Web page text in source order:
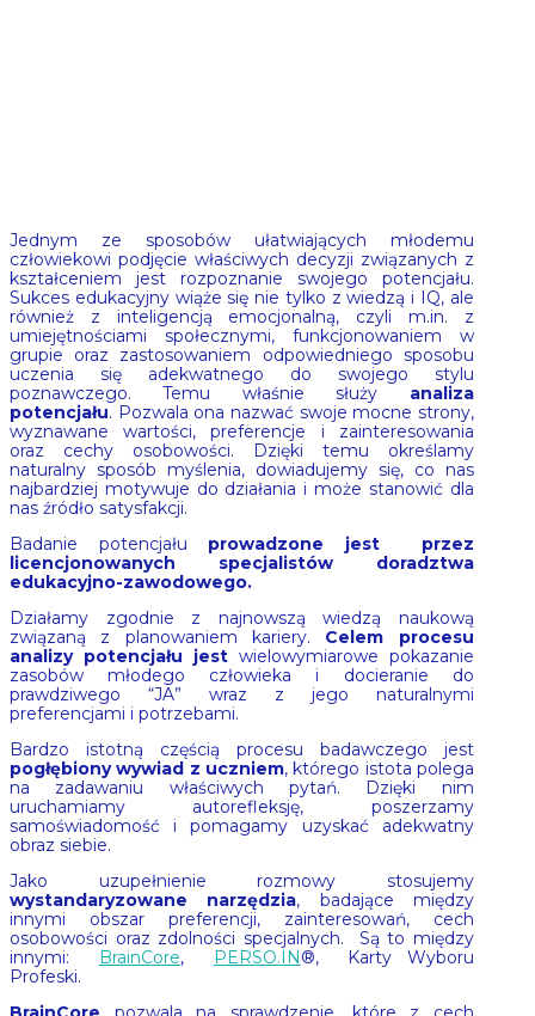
Jednym ze sposobów ułatwiających młodemu
człowiekowi podjęcie właściwych decyzji związanych z
kształceniem jest rozpoznanie swojego potencjału.
Sukces edukacyjny wiąże się nie tylko z wiedzą i IQ, ale
również z inteligencją emocjonalną, czyli m.in. z
umiejętnościami społecznymi, funkcjonowaniem w
grupie oraz zastosowaniem odpowiedniego sposobu
uczenia się adekwatnego do swojego stylu
poznawczego. Temu właśnie służy analiza
potencjału. Pozwala ona nazwać swoje mocne strony,
wyznawane wartości, preferencje i zainteresowania
oraz cechy osobowości. Dzięki temu określamy
naturalny sposób myślenia, dowiadujemy się, co nas
najbardziej motywuje do działania i może stanowić dla
nas źródło satysfakcji.
Badanie potencjału prowadzone jest przez
licencjonowanych specjalistów doradztwa
edukacyjno-zawodowego.
Działamy zgodnie z najnowszą wiedzą naukową
związaną z planowaniem kariery. Celem procesu
analizy potencjału jestwielowymiarowe pokazanie
zasobów młodego człowieka i docieranie do
prawdziwego “JA” wraz z jego naturalnymi
preferencjami i potrzebami.
Bardzo istotną częścią procesu badawczego jest
pogłębiony wywiad z uczniem, którego istota polega
na zadawaniu właściwych pytań. Dzięki nim
uruchamiamy autorefleksję, poszerzamy
samoświadomość i pomagamy uzyskać adekwatny
obraz siebie.
Jako uzupełnienie rozmowy stosujemy
wystandaryzowane narzędzia, badające między
innymi obszar preferencji, zainteresowań, cech
osobowości oraz zdolności specjalnych. Są to między
innymi:
BrainCore, PERSO.IN®, Karty Wyboru
Profeski.